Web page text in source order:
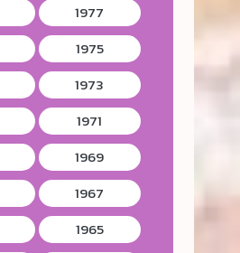
1977
1975
1973
1971
1969
1967
1965